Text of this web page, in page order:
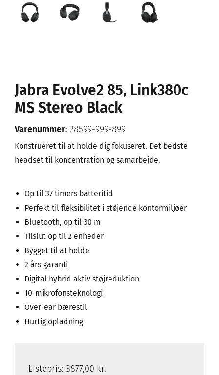
Jabra Evolve2 85, Link380c
MS Stereo Black
Varenummer: 28599-999-899
Konstrueret til at holde dig fokuseret. Det bedste
headset til koncentration og samarbejde.
Op til 37 timers batteritid
Perfekt til fleksibilitet i støjende kontormiljøer
Bluetooth, op til 30 m
Tilslut op til 2 enheder
Bygget til at holde
2 års garanti
Digital hybrid aktiv støjreduktion
10-mikrofonsteknologi
Over-ear bærestil
Hurtig opladning
Listepris: 3877,00 kr.